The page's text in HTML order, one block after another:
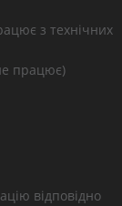
з технічних
працює)
відповідно